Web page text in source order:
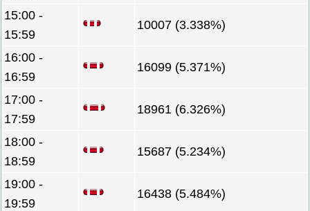
15:00 -
15:59
10007 (3.338%)
16:00 -
16:59
16099 (5.371%)
17:00 -
17:59
18961 (6.326%)
18:00 -
18:59
15687 (5.234%)
19:00 -
19:59
16438 (5.484%)